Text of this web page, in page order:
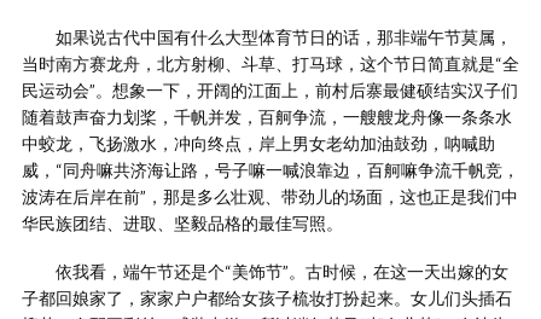
如果说古代中国有什么大型体育节日的话，那非端午节莫属，
当时南方赛龙舟，北方射柳、斗草、打马球，这个节日简直就是“全
民运动会”。想象一下，开阔的江面上，前村后寨最健硕结实汉子们
随着鼓声奋力划桨，千帆并发，百舸争流，一艘艘龙舟像一条条水
中蛟龙，飞扬激水，冲向终点，岸上男女老幼加油鼓劲，呐喊助
威，“同舟嘛共济海让路，号子嘛一喊浪靠边，百舸嘛争流千帆竞，
波涛在后岸在前”，那是多么壮观、带劲儿的场面，这也正是我们中
华民族团结、进取、坚毅品格的最佳写照。
依我看，端午节还是个“美饰节”。古时候，在这一天出嫁的女
子都回娘家了，家家户户都给女孩子梳妆打扮起来。女儿们头插石